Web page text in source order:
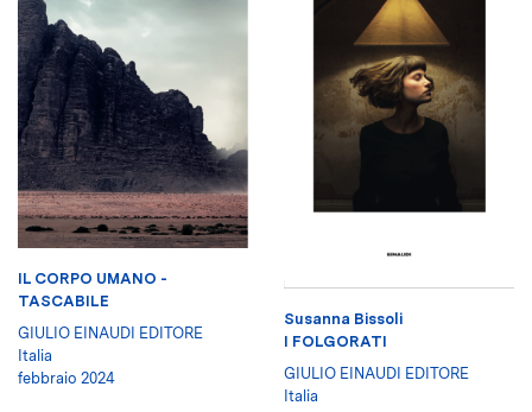
IL CORPO UMANO -
TASCABILE
GIULIO EINAUDI EDITORE
Italia
febbraio 2024
Susanna Bissoli
I FOLGORATI
GIULIO EINAUDI EDITORE
Italia